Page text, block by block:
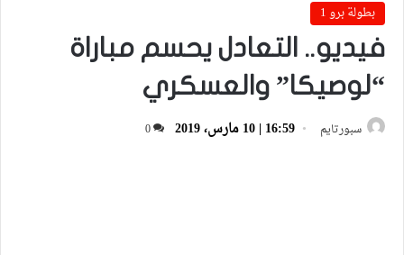
بطولة برو 1
فيديو.. التعادل يحسم مباراة
“لوصيكا” والعسكري
سبورتايم 16:59 | 10 مارس، 2019 0